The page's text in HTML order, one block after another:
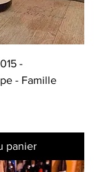
-
- Famille
panier